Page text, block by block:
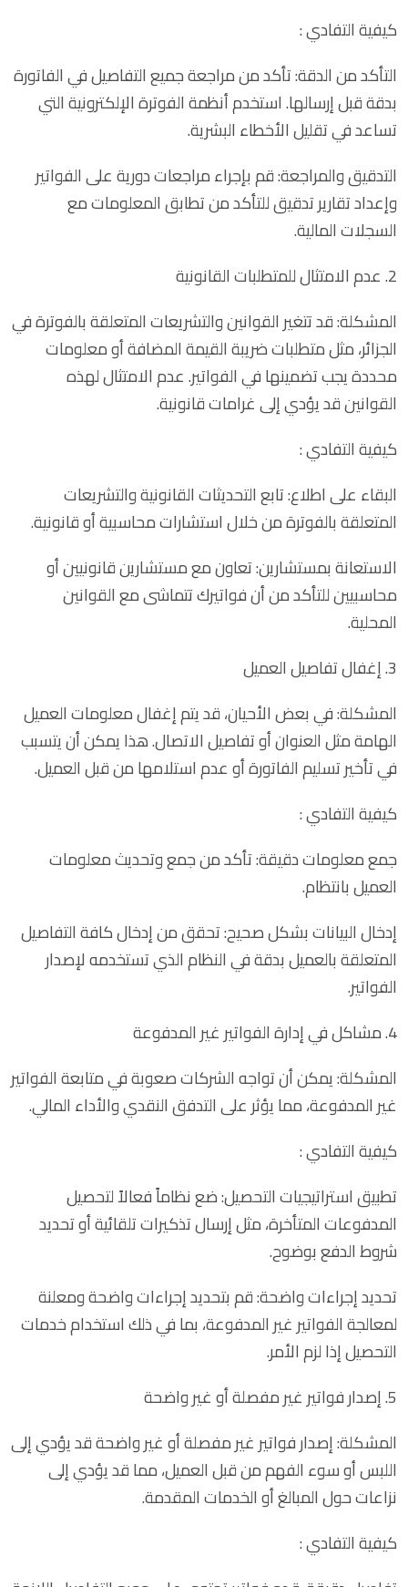
كيفية التفادي :
التأكد من الدقة: تأكد من مراجعة جميع التفاصيل في الفاتورة
بدقة قبل إرسالها. استخدم أنظمة الفوترة الإلكترونية التي
تساعد في تقليل الأخطاء البشرية.
التدقيق والمراجعة: قم بإجراء مراجعات دورية على الفواتير
وإعداد تقارير تدقيق للتأكد من تطابق المعلومات مع
السجلات المالية.
2. عدم الامتثال للمتطلبات القانونية
المشكلة: قد تتغير القوانين والتشريعات المتعلقة بالفوترة في
الجزائر، مثل متطلبات ضريبة القيمة المضافة أو معلومات
محددة يجب تضمينها في الفواتير. عدم الامتثال لهذه
القوانين قد يؤدي إلى غرامات قانونية.
كيفية التفادي :
البقاء على اطلاع: تابع التحديثات القانونية والتشريعات
المتعلقة بالفوترة من خلال استشارات محاسبية أو قانونية.
الاستعانة بمستشارين: تعاون مع مستشارين قانونيين أو
محاسبيين للتأكد من أن فواتيرك تتماشى مع القوانين
المحلية.
3. إغفال تفاصيل العميل
المشكلة: في بعض الأحيان، قد يتم إغفال معلومات العميل
الهامة مثل العنوان أو تفاصيل الاتصال. هذا يمكن أن يتسبب
في تأخير تسليم الفاتورة أو عدم استلامها من قبل العميل.
كيفية التفادي :
جمع معلومات دقيقة: تأكد من جمع وتحديث معلومات
العميل بانتظام.
إدخال البيانات بشكل صحيح: تحقق من إدخال كافة التفاصيل
المتعلقة بالعميل بدقة في النظام الذي تستخدمه لإصدار
الفواتير.
4. مشاكل في إدارة الفواتير غير المدفوعة
المشكلة: يمكن أن تواجه الشركات صعوبة في متابعة الفواتير
غير المدفوعة، مما يؤثر على التدفق النقدي والأداء المالي.
كيفية التفادي :
تطبيق استراتيجيات التحصيل: ضع نظاماً فعالاً لتحصيل
المدفوعات المتأخرة، مثل إرسال تذكيرات تلقائية أو تحديد
شروط الدفع بوضوح.
تحديد إجراءات واضحة: قم بتحديد إجراءات واضحة ومعلنة
لمعالجة الفواتير غير المدفوعة، بما في ذلك استخدام خدمات
التحصيل إذا لزم الأمر.
5. إصدار فواتير غير مفصلة أو غير واضحة
المشكلة: إصدار فواتير غير مفصلة أو غير واضحة قد يؤدي إلى
اللبس أو سوء الفهم من قبل العميل، مما قد يؤدي إلى
نزاعات حول المبالغ أو الخدمات المقدمة.
كيفية التفادي :